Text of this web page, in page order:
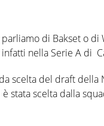
di Bakset o di
nella Serie A di
scelta del draft della
stata scelta dalla